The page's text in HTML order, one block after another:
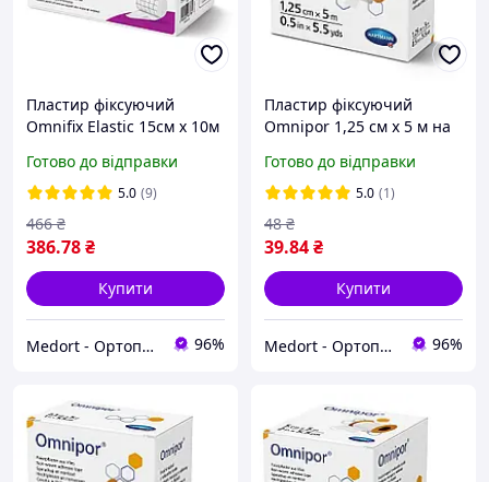
Пластир фіксуючий
Omnifix Elastic 15см х 10м
Готово до відправки
5.0 (9)
386.78₴
466 ₴
Купити
Medort - Ортопедична продукція, товари для здоров'я 96%
Пластир фіксуючий
Omnipor 1,25 см х 5 м на
Готово до відправки
5.0 (1)
39.84₴
48 ₴
Купити
Medort - Ортопедична продукція, товари для здоров'я 96%